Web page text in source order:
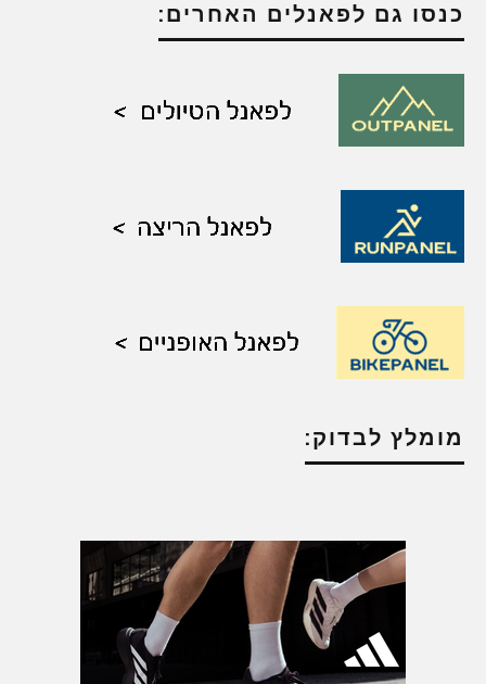
כנסו גם לפאנלים האחרים:
מומלץ לבדוק: